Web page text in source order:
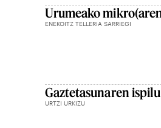
Urumeako
ENEKOITZ TELLERIA SARRIEGI
Gaztetasunaren
URTZI URKIZU